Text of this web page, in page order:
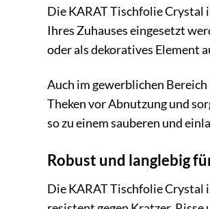
Die KARAT Tischfolie Crystal
Ihres Zuhauses eingesetzt
oder als dekoratives Element
Auch im gewerblichen
Theken vor Abnutzung und
so zu einem sauberen und
Robust und langlebig
Die KARAT Tischfolie Crystal